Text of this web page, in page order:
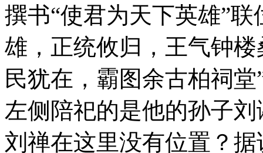
撰书“使君为天下英雄”
雄，正统攸归，王气钟
民犹在，霸图余古柏祠
左侧陪祀的是他的孙子
刘禅在这里没有位置？